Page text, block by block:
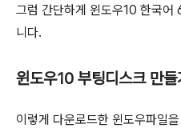
그럼 간단하게 윈도우10 한국
니다.
윈도우10 부팅디스크 만들
이렇게 다운로드한 윈도우파일